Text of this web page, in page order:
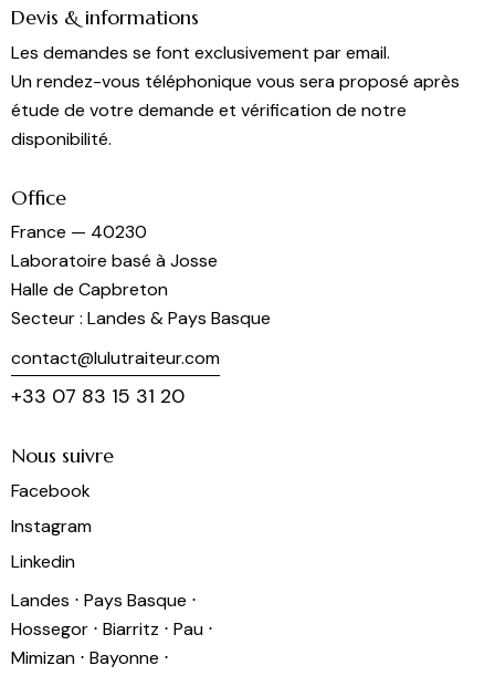
Devis & informations
Les demandes se font exclusivement par email.
Un rendez-vous téléphonique vous sera proposé après
étude de votre demande et vérification de notre
disponibilité.
Office
France — 40230
Laboratoire basé à Josse
Halle de Capbreton
Secteur : Landes & Pays Basque
contact@lulutraiteur.com
+33 07 83 15 31 20
Nous suivre
Facebook
Instagram
Linkedin
Landes ⋅ Pays Basque ⋅
Hossegor ⋅ Biarritz ⋅ Pau ⋅
Mimizan ⋅ Bayonne ⋅